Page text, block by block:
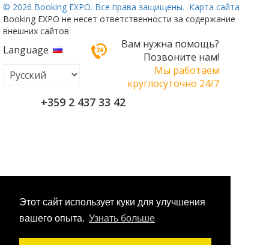
Этот сайт использует куки для улучшения
вашего опыта. Узнать больше
© 2026 Booking EXPO. Все права защищены. Карта сайта
Booking EXPO не несет ответственности за содержание
внешних сайтов
Language
Вам нужна помощь?
Позвоните нам!
Мы работаем
круглосуточно 24/7
+359 2 437 33 42